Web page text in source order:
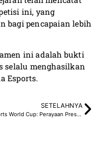
ini, yang
bagi pencapaian lebih
ini adalah bukti
selalu menghasilkan
Esports.
SETELAHNYA
Esports World Cup: Perayaan Prestasi Global dalam Dunia Esports